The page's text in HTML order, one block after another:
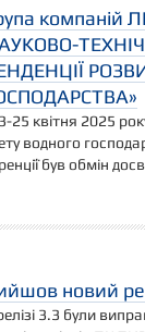
компаній
25 квітня 2025
водного
був обмін
новий
3.3 були